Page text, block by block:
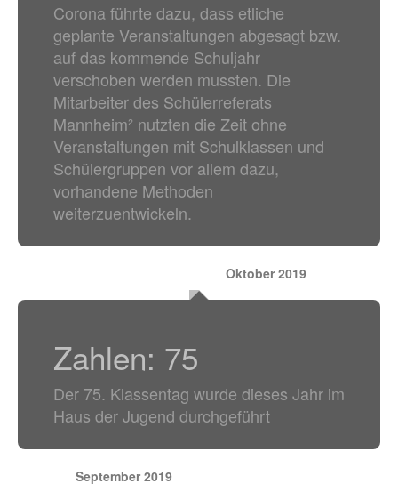
Corona führte dazu, dass etliche
geplante Veranstaltungen abgesagt bzw.
auf das kommende Schuljahr
verschoben werden mussten. Die
Mitarbeiter des Schülerreferats
Mannheim² nutzten die Zeit ohne
Veranstaltungen mit Schulklassen und
Schülergruppen vor allem dazu,
vorhandene Methoden
weiterzuentwickeln.
Oktober 2019
Zahlen: 75
Der 75. Klassentag wurde dieses Jahr im
Haus der Jugend durchgeführt
September 2019